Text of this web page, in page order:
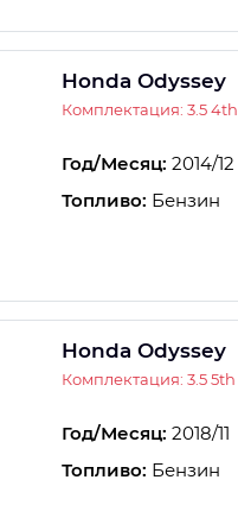
Honda Odyssey
Комплектация: 3.5 4th
Год/Месяц: 2014/12
Топливо: Бензин
Honda Odyssey
Комплектация: 3.5 5th
Год/Месяц: 2018/11
Топливо: Бензин